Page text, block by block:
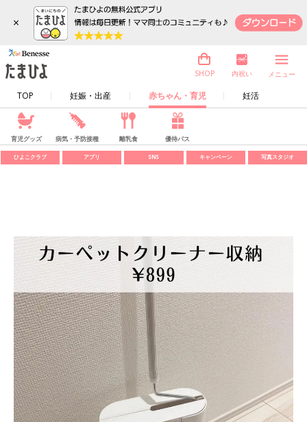
×
TOP 妊娠・出産 赤ちゃん・育児 妊活
SHOP 内祝い メニュー
育児グッズ 病気・予防接種 離乳食 優待パス
ひよこクラブ アプリ SNS キャンペーン 写真スタジオ